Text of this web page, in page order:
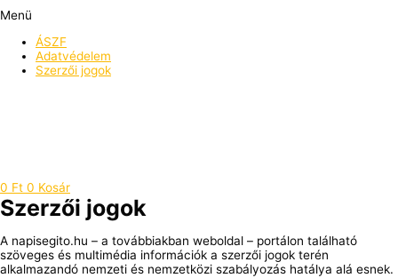
Menü
ÁSZF
Adatvédelem
Szerzői jogok
0 Ft 0 Kosár
Szerzői jogok
A napisegito.hu – a továbbiakban weboldal – portálon található
szöveges és multimédia információk a szerzői jogok terén
alkalmazandó nemzeti és nemzetközi szabályozás hatálya alá esnek.